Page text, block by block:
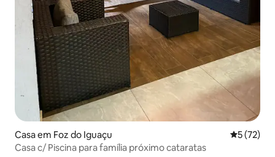
Casa em Foz do Iguaçu
5 (72)
Casa c/ Piscina para família próximo cataratas